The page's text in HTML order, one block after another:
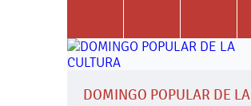
DOMINGO POPULAR DE LA